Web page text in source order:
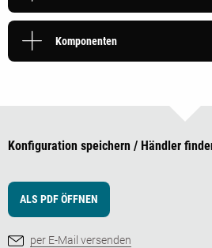
Komponenten
Konfiguration speichern / Händler
ALS PDF ÖFFNEN
per E-Mail versenden